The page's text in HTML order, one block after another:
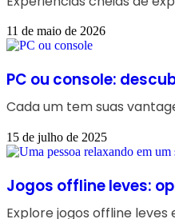
11 de maio de 2026
PC ou console:
Cada um tem suas
15 de julho de 2025
Jogos offline leves:
Explore jogos offline